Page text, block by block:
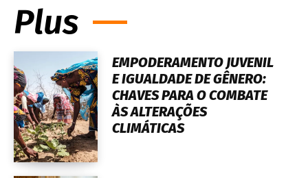
Plus
EMPODERAMENTO JUVENIL
E IGUALDADE DE GÊNERO:
CHAVES PARA O COMBATE
ÀS ALTERAÇÕES
CLIMÁTICAS